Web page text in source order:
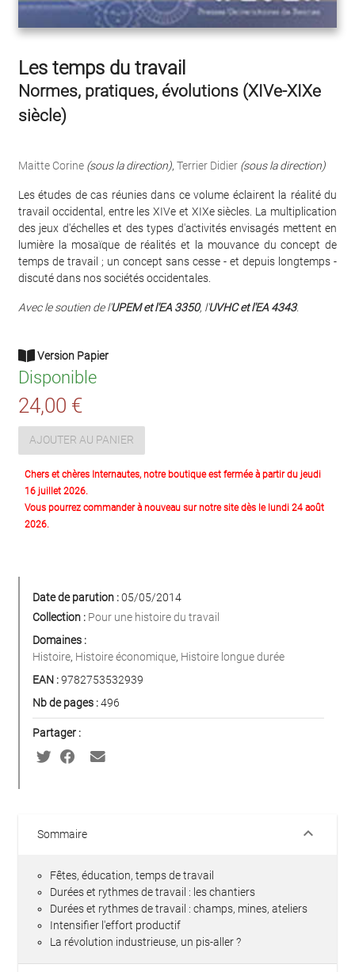
Les temps du travail
Normes, pratiques, évolutions (XIVe-XIXe
siècle)
Maitte Corine (sous la direction), Terrier Didier (sous la direction)
Les études de cas réunies dans ce volume éclairent la réalité du
travail occidental, entre les XIVe et XIXe siècles. La multiplication
des jeux d'échelles et des types d'activités envisagés mettent en
lumière la mosaïque de réalités et la mouvance du concept de
temps de travail ; un concept sans cesse - et depuis longtemps -
discuté dans nos sociétés occidentales.
Avec le soutien de l'UPEM et l'EA 3350, l'UVHC et l'EA 4343.
Version Papier
Disponible
24,00 €
AJOUTER AU PANIER
Chers et chères Internautes, notre boutique est fermée à partir du jeudi
16 juillet 2026.
Vous pourrez commander à nouveau sur notre site dès le lundi 24 août
2026.
Date de parution :05/05/2014
Collection : Pour une histoire du travail
Domaines :
Histoire, Histoire économique, Histoire longue durée
EAN :9782753532939
Nb de pages :496
Partager :
Sommaire keyboard_arrow_down
Fêtes, éducation, temps de travail
Durées et rythmes de travail : les chantiers
Durées et rythmes de travail : champs, mines, ateliers
Intensifier l'effort productif
La révolution industrieuse, un pis-aller ?